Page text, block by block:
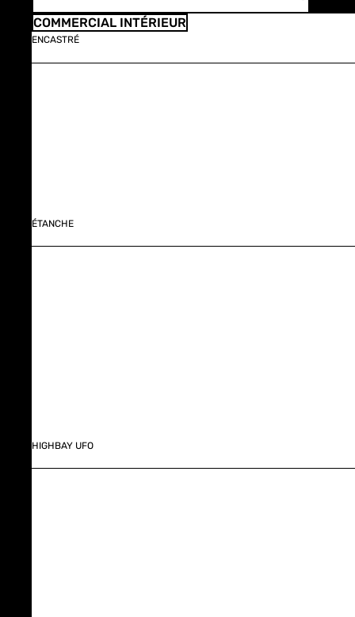
COMMERCIAL INTÉRIEUR
ENCASTRÉ
ÉTANCHE
HIGHBAY UFO